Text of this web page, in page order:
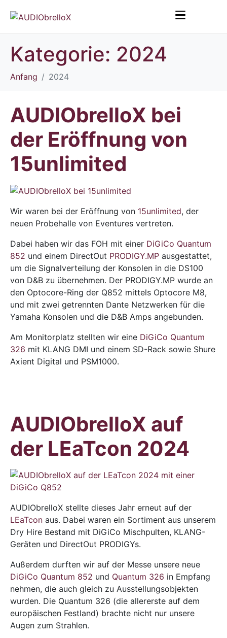
Kategorie: 2024
Anfang 2024
AUDIObrelloX bei
der Eröffnung von
15unlimited
Wir waren bei der Eröffnung von 15unlimited, der
neuen Probehalle von Eventures vertreten.
Dabei haben wir das FOH mit einer DiGiCo Quantum
852 und einem DirectOut PRODIGY.MP ausgestattet,
um die Signalverteilung der Konsolen in die DS100
von D&B zu übernehmen. Der PRODIGY.MP wurde an
den Optocore-Ring der Q852 mittels Optocore M8,
und mit zwei getrennten Dante Netzwerken für die
Yamaha Konsolen und die D&B Amps angebunden.
Am Monitorplatz stellten wir eine DiGiCo Quantum
326 mit KLANG DMI und einem SD-Rack sowie Shure
Axient Digital und PSM1000.
AUDIObrelloX auf
der LEaTcon 2024
AUDIObrelloX stellte dieses Jahr erneut auf der
LEaTcon aus. Dabei waren ein Sortiment aus unserem
Dry Hire Bestand mit DiGiCo Mischpulten, KLANG-
Geräten und DirectOut PRODIGYs.
Außerdem durften wir auf der Messe unsere neue
DiGiCo Quantum 852 und Quantum 326 in Empfang
nehmen, die auch gleich zu Ausstellungsobjekten
wurden. Die Quantum 326 (die allererste auf dem
europäischen Festland) brachte nicht nur unsere
Augen zum Strahlen.